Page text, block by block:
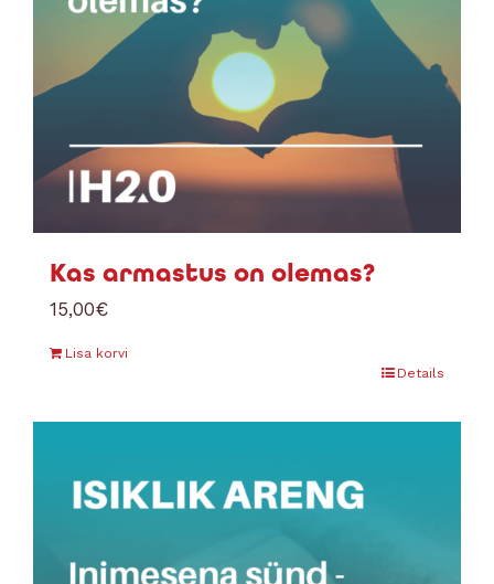
Kas armastus on olemas?
15,00€
Lisa korvi
Details